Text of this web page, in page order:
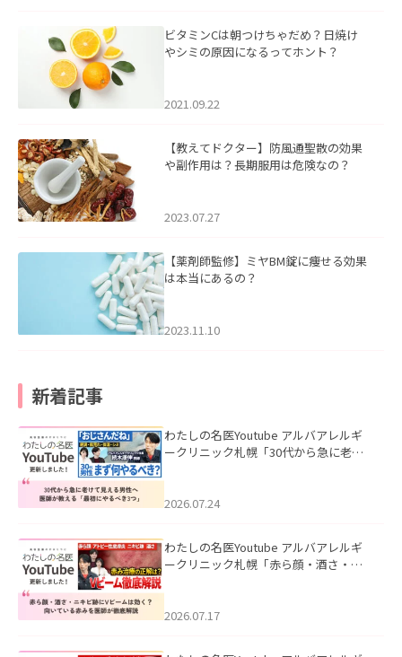
ビタミンCは朝つけちゃだめ？日焼け
やシミの原因になるってホント？
2021.09.22
【教えてドクター】防風通聖散の効果
や副作用は？長期服用は危険なの？
2023.07.27
【薬剤師監修】ミヤBM錠に痩せる効果
は本当にあるの？
2023.11.10
新着記事
わたしの名医Youtube アルバアレルギ
ークリニック札幌「30代から急に老け
た。
2026.07.24
わたしの名医Youtube アルバアレルギ
ークリニック札幌「赤ら顔・酒さ・ニ
した。
2026.07.17